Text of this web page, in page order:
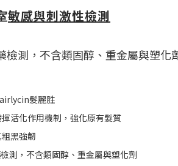
敏感與刺激性檢測
檢測，不含類固醇、重金屬與塑化
髮麗胜
活化作用機制，強化原有髮質
黑強韌
測，不含類固醇、重金屬與塑化劑